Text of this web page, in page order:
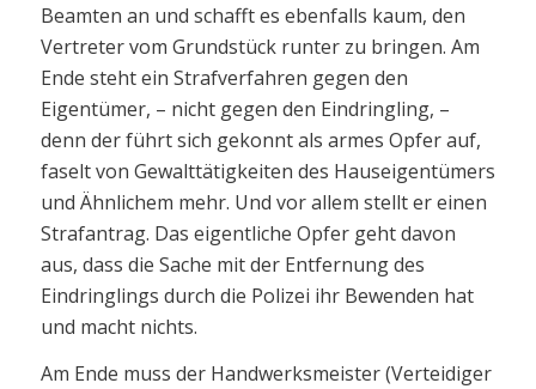
Beamten an und schafft es ebenfalls kaum, den
Vertreter vom Grundstück runter zu bringen. Am
Ende steht ein Strafverfahren gegen den
Eigentümer, – nicht gegen den Eindringling, –
denn der führt sich gekonnt als armes Opfer auf,
faselt von Gewalttätigkeiten des Hauseigentümers
und Ähnlichem mehr. Und vor allem stellt er einen
Strafantrag. Das eigentliche Opfer geht davon
aus, dass die Sache mit der Entfernung des
Eindringlings durch die Polizei ihr Bewenden hat
und macht nichts.
Am Ende muss der Handwerksmeister (Verteidiger